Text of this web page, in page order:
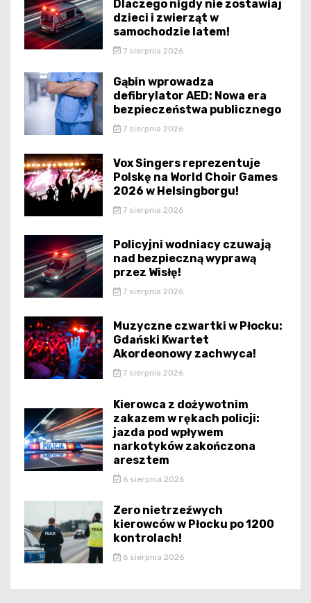
Dlaczego nigdy nie zostawiaj
dzieci i zwierząt w
samochodzie latem!
7 sierpnia 2026
Gąbin wprowadza
defibrylator AED: Nowa era
bezpieczeństwa publicznego
7 sierpnia 2026
Vox Singers reprezentuje
Polskę na World Choir Games
2026 w Helsingborgu!
7 sierpnia 2026
Policyjni wodniacy czuwają
nad bezpieczną wyprawą
przez Wisłę!
7 sierpnia 2026
Muzyczne czwartki w Płocku:
Gdański Kwartet
Akordeonowy zachwyca!
7 sierpnia 2026
Kierowca z dożywotnim
zakazem w rękach policji:
jazda pod wpływem
narkotyków zakończona
aresztem
6 sierpnia 2026
Zero nietrzeźwych
kierowców w Płocku po 1200
kontrolach!
6 sierpnia 2026